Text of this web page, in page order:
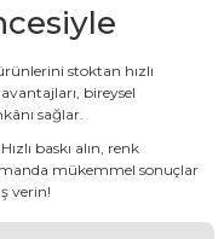
stoktan hızlı
bireysel
sağlar.
baskı alın, renk
mükemmel sonuçlar
verin!